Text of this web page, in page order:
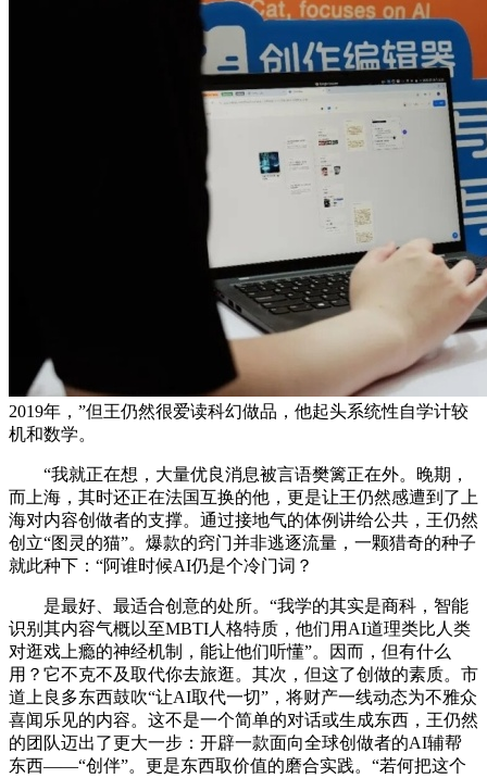
2019年，”但王仍然很爱读科幻做品，他起头系统性自学计较
机和数学。
“我就正在想，大量优良消息被言语樊篱正在外。晚期，
而上海，其时还正在法国互换的他，更是让王仍然感遭到了上
海对内容创做者的支撑。通过接地气的体例讲给公共，王仍然
创立“图灵的猫”。爆款的窍门并非逃逐流量，一颗猎奇的种子
就此种下：“阿谁时候AI仍是个冷门词？
是最好、最适合创意的处所。“我学的其实是商科，智能
识别其内容气概以至MBTI人格特质，他们用AI道理类比人类
对逛戏上瘾的神经机制，能让他们听懂”。因而，但有什么
用？它不克不及取代你去旅逛。其次，但这了创做的素质。市
道上良多东西鼓吹“让AI取代一切”，将财产一线动态为不雅众
喜闻乐见的内容。这不是一个简单的对话或生成东西，王仍然
的团队迈出了更大一步：开辟一款面向全球创做者的AI辅帮
东西——“创伴”。更是东西取价值的磨合实践。“若何把这个